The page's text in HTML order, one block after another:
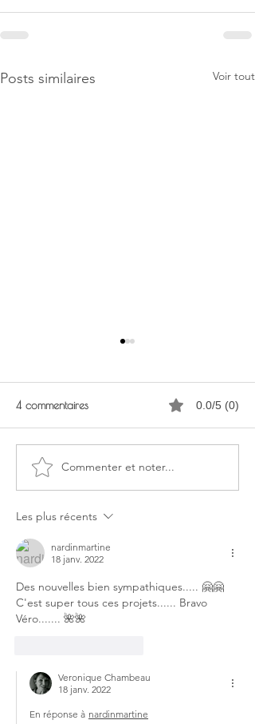
Posts similaires Voir tout
Les Plages du débarquement
4 commentaires 0.0/5 (0)
Commenter et noter...
Les plus récents
nardinmartine
18 janv. 2022
Des nouvelles bien sympathiques..... 🤗🤗
C'est super tous ces projets...... Bravo
Véro....... 🌺🌺
Veronique Chambeau
18 janv. 2022
En réponse à nardinmartine